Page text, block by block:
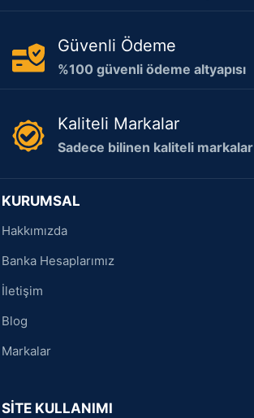
Güvenli Ödeme
%100 güvenli ödeme altyapısı
Kaliteli Markalar
Sadece bilinen kaliteli markalar
KURUMSAL
Hakkımızda
Banka Hesaplarımız
İletişim
Blog
Markalar
SİTE KULLANIMI